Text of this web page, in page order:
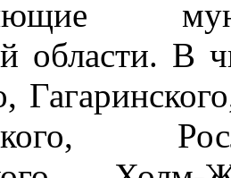
области. В